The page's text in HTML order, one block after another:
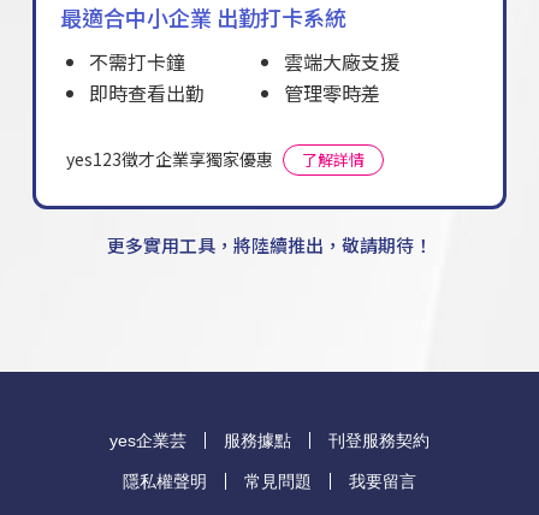
最適合中小企業 出勤打卡系統
不需打卡鐘
雲端大廠支援
即時查看出勤
管理零時差
yes123徵才企業享獨家優惠 了解詳情
更多實用工具，將陸續推出，敬請期待！
yes企業芸 服務據點 刊登服務契約
隱私權聲明 常見問題 我要留言